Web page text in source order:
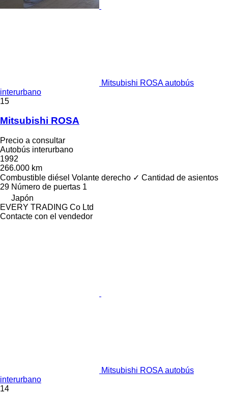
Mitsubishi ROSA autobús
interurbano
15
Mitsubishi ROSA
Precio a consultar
Autobús interurbano
1992
266.000 km
Combustible diésel Volante derecho ✓ Cantidad de asientos
29 Número de puertas 1
Japón
EVERY TRADING Co Ltd
Contacte con el vendedor
Mitsubishi ROSA autobús
interurbano
14